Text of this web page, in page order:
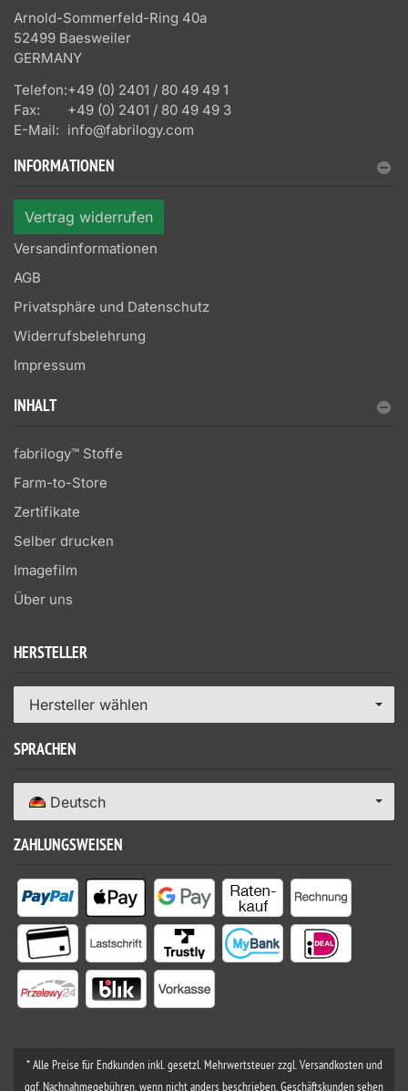
Arnold-Sommerfeld-Ring 40a
52499 Baesweiler
GERMANY
Telefon:+49 (0) 2401 / 80 49 49 1
Fax:
+49 (0) 2401 / 80 49 49 3
E-Mail: info@fabrilogy.com
INFORMATIONEN
Vertrag widerrufen
Versandinformationen
AGB
Privatsphäre und Datenschutz
Widerrufsbelehrung
Impressum
INHALT
fabrilogy™ Stoffe
Farm-to-Store
Zertifikate
Selber drucken
Imagefilm
Über uns
HERSTELLER
Hersteller wählen
SPRACHEN
Deutsch
ZAHLUNGSWEISEN
* Alle Preise für Endkunden inkl. gesetzl. Mehrwertsteuer zzgl. Versandkosten und
ggf. Nachnahmegebühren, wenn nicht anders beschrieben. Geschäftskunden sehen